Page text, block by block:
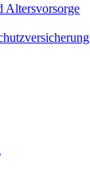
Altersvorsorge